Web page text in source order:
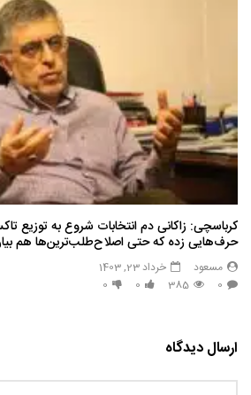
کرباسچی: زاکانی دم انتخابات شروع به توزیع
حرف‌هایی زده که حتی اصلاح‌طلب‌ترین‌ها هم
مسعود
خرداد 23, 1403
0
385
0
0
ارسال دیدگاه